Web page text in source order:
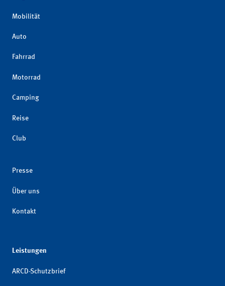
Mobilität
Auto
Fahrrad
Motorrad
Camping
Reise
Club
Presse
Über uns
Kontakt
Leistungen
ARCD-Schutzbrief